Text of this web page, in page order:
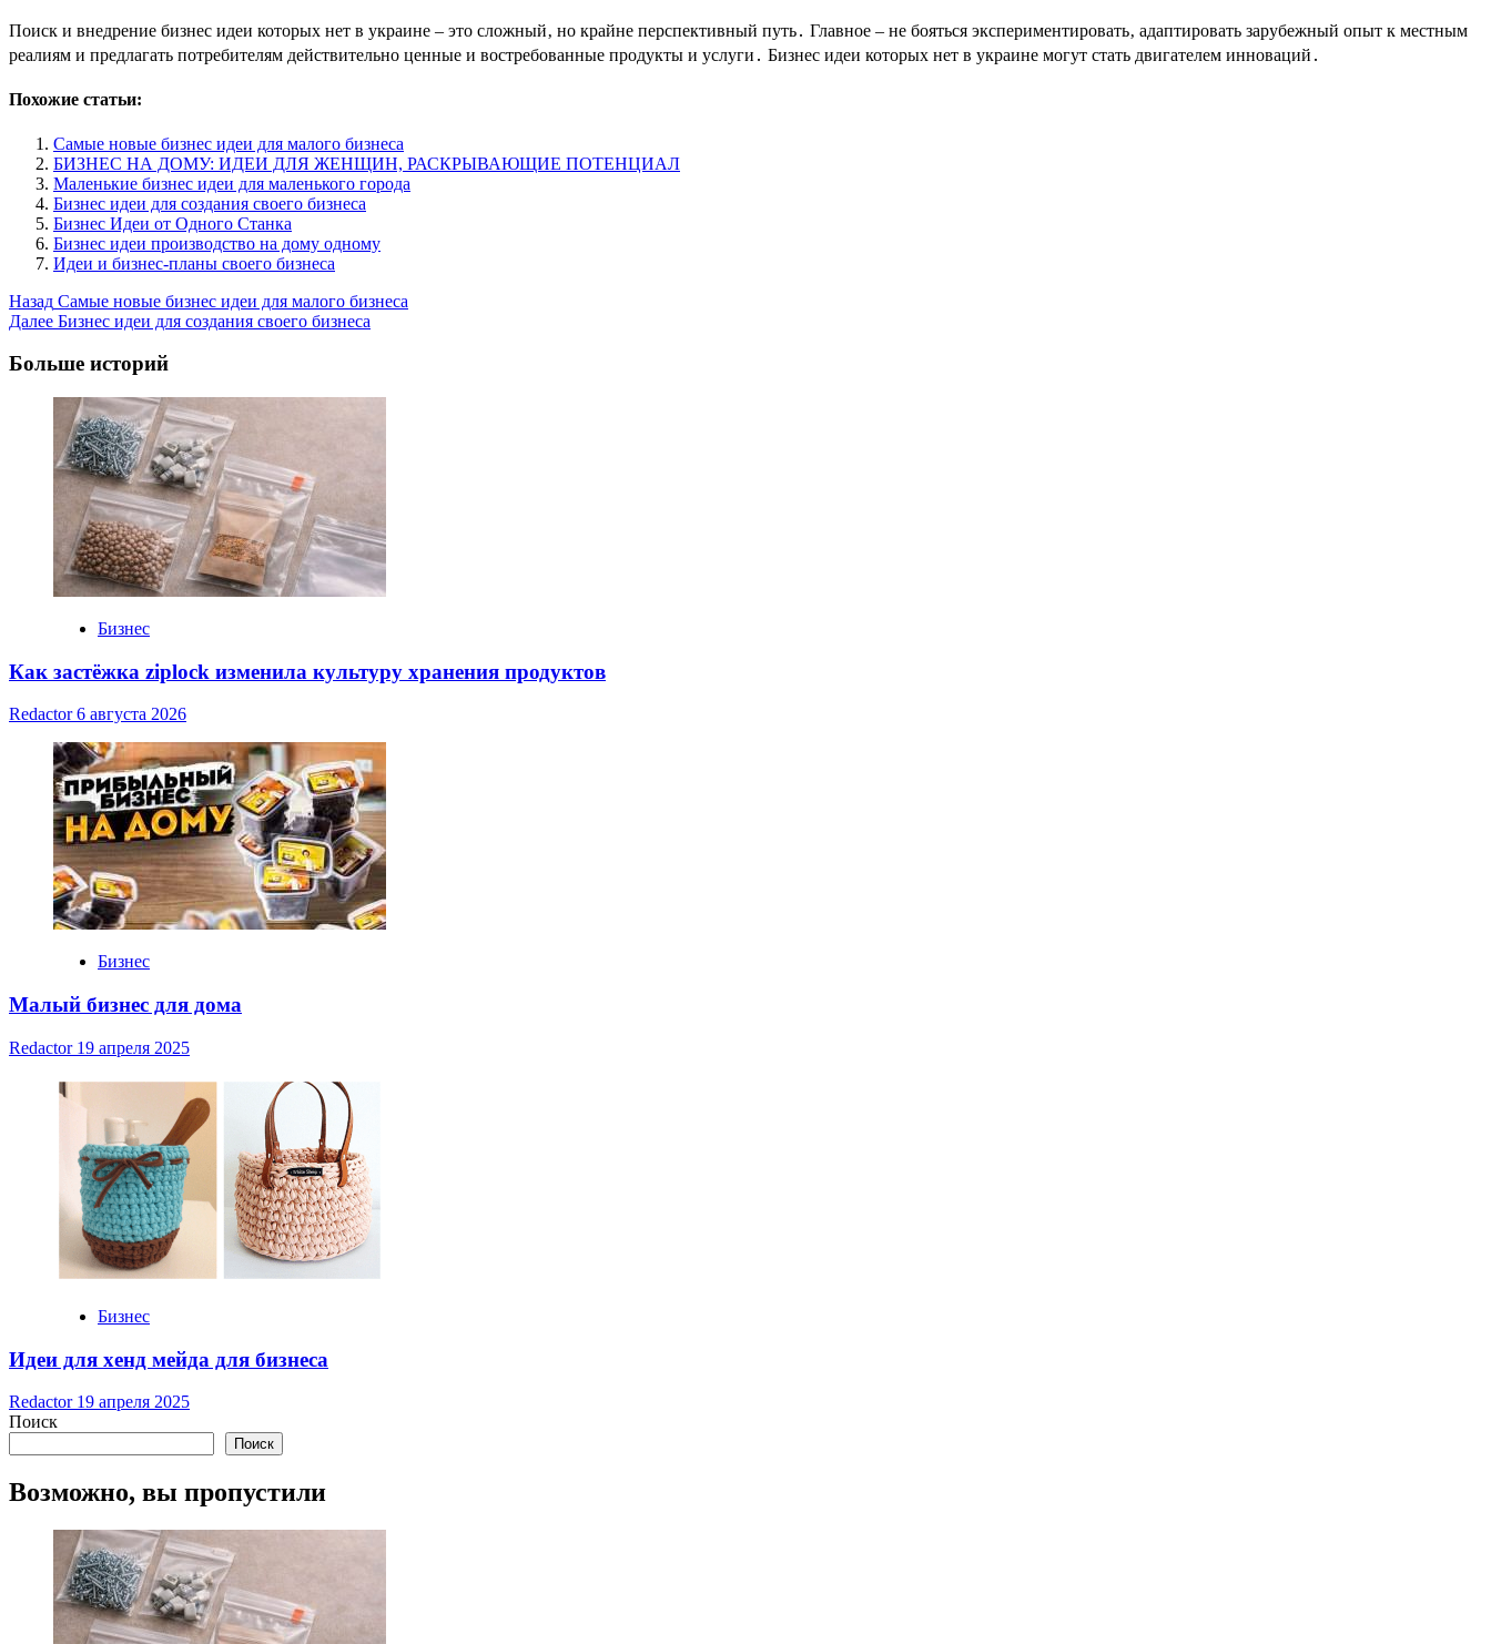
Поиск и внедрение бизнес идеи которых нет в украине – это сложный‚ но крайне перспективный путь․ Главное – не бояться экспериментировать‚ адаптировать зарубежный опыт к местным
реалиям и предлагать потребителям действительно ценные и востребованные продукты и услуги․ Бизнес идеи которых нет в украине могут стать двигателем инноваций․
Похожие статьи:
Самые новые бизнес идеи для малого бизнеса
БИЗНЕС НА ДОМУ: ИДЕИ ДЛЯ ЖЕНЩИН, РАСКРЫВАЮЩИЕ ПОТЕНЦИАЛ
Маленькие бизнес идеи для маленького города
Бизнес идеи для создания своего бизнеса
Бизнес Идеи от Одного Станка
Бизнес идеи производство на дому одному
Идеи и бизнес-планы своего бизнеса
Post
Navigation
Назад Самые новые бизнес идеи для малого бизнеса
Далее Бизнес идеи для создания своего бизнеса
Больше историй
Бизнес
Как застёжка ziplock изменила культуру хранения продуктов
Redactor6 августа 2026
Бизнес
Малый бизнес для дома
Redactor 19 апреля 2025
Бизнес
Идеи для хенд мейда для бизнеса
Redactor 19 апреля 2025
Поиск
Поиск
Возможно, вы пропустили